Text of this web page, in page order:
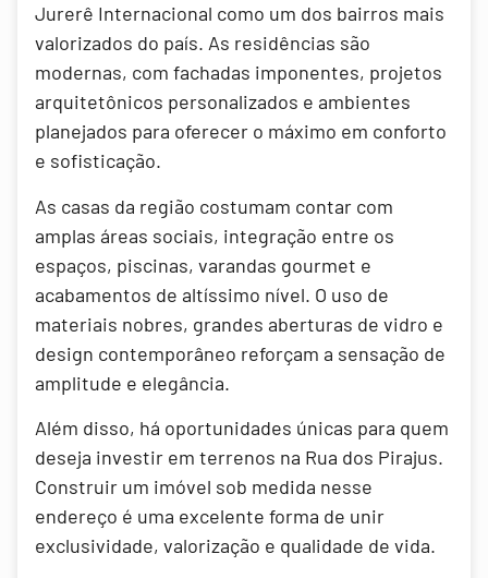
Jurerê Internacional como um dos bairros mais
valorizados do país. As residências são
modernas, com fachadas imponentes, projetos
arquitetônicos personalizados e ambientes
planejados para oferecer o máximo em conforto
e sofisticação.
As casas da região costumam contar com
amplas áreas sociais, integração entre os
espaços, piscinas, varandas gourmet e
acabamentos de altíssimo nível. O uso de
materiais nobres, grandes aberturas de vidro e
design contemporâneo reforçam a sensação de
amplitude e elegância.
Além disso, há oportunidades únicas para quem
deseja investir em terrenos na Rua dos Pirajus.
Construir um imóvel sob medida nesse
endereço é uma excelente forma de unir
exclusividade, valorização e qualidade de vida.